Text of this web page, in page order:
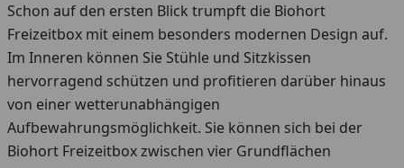
Schon auf den ersten Blick trumpft die Biohort
Freizeitbox mit einem besonders modernen Design auf.
Im Inneren können Sie Stühle und Sitzkissen
hervorragend schützen und profitieren darüber hinaus
von einer wetterunabhängigen
Aufbewahrungsmöglichkeit. Sie können sich bei der
Biohort Freizeitbox zwischen vier Grundflächen